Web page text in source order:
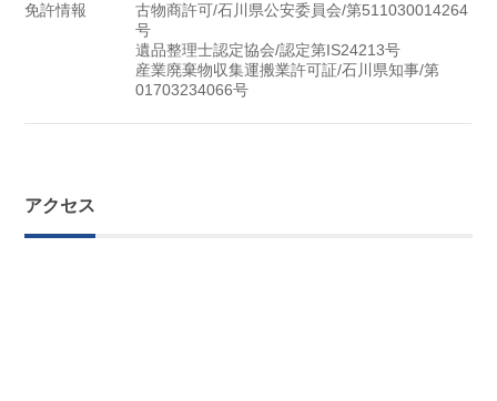
免許情報
古物商許可/石川県公安委員会/第511030014264
号
遺品整理士認定協会/認定第IS24213号
産業廃棄物収集運搬業許可証/石川県知事/第
01703234066号
アクセス